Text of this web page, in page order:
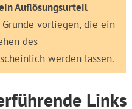
Auflösungsurteil
Gründe vorliegen, die ein
des
werden lassen.
Links